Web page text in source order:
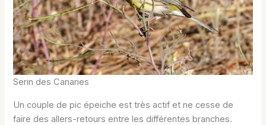
Serin des Canaries
Un couple de pic épeiche est très actif et ne cesse de
faire des allers-retours entre les différentes branches.